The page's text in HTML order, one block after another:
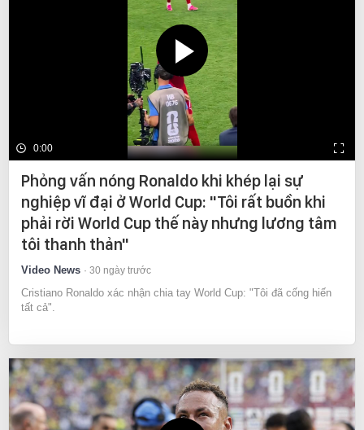
0:00
Phỏng vấn nóng Ronaldo khi khép lại sự
nghiệp vĩ đại ở World Cup: "Tôi rất buồn khi
phải rời World Cup thế này nhưng lương tâm
tôi thanh thản"
Video News 30 ngày trước
Cristiano Ronaldo xác nhận chia tay World Cup: "Tôi đã cống hiến
tất cả".